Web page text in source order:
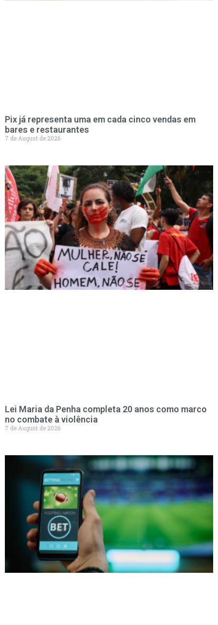
Pix já representa uma em cada cinco vendas em
bares e restaurantes
7 de August de 2026
Lei Maria da Penha completa 20 anos como marco
no combate à violência
7 de August de 2026